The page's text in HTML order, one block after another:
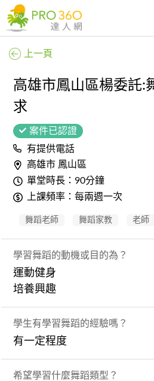
上一頁
高雄市鳳山區楊委託:
求
案件已認證
有提供電話
高雄市 鳳山區
單堂時長：90分鐘
上課頻率：每兩週一次
舞蹈老師 舞蹈家教 老師
學習舞蹈的動機或目的為？
運動健身
培養興趣
學生有學習舞蹈的經驗嗎？
有一定程度
希望學習什麼舞蹈類型？